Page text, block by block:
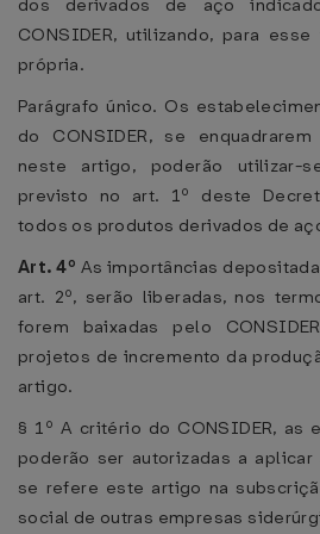
dos derivados de aço
CONSIDER, utilizando, para
própria.
Parágrafo único. Os
do CONSIDER, se
neste artigo, poderão utilizar-
previsto no art. 1º deste
todos os produtos derivados de
Art. 4º As importâncias
art. 2º, serão liberadas, nos
forem baixadas pelo
projetos de incremento da
artigo.
§ 1º A critério do CONSIDER, as
poderão ser autorizadas a
se refere este artigo na
social de outras empresas